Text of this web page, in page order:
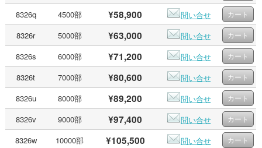
8326q
4500部 ¥58,900
問い合せ
8326r
5000部 ¥63,000
問い合せ
8326s
6000部 ¥71,200
問い合せ
8326t
7000部 ¥80,600
問い合せ
8326u
8000部 ¥89,200
問い合せ
8326v
9000部 ¥97,400
問い合せ
8326w
10000部 ¥105,500
問い合せ